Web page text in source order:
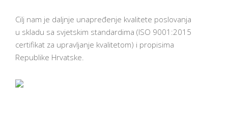
Cilj nam je daljnje unapređenje kvalitete poslovanja
u skladu sa svjetskim standardima (ISO 9001:2015
certifikat za upravljanje kvalitetom) i propisima
Republike Hrvatske.